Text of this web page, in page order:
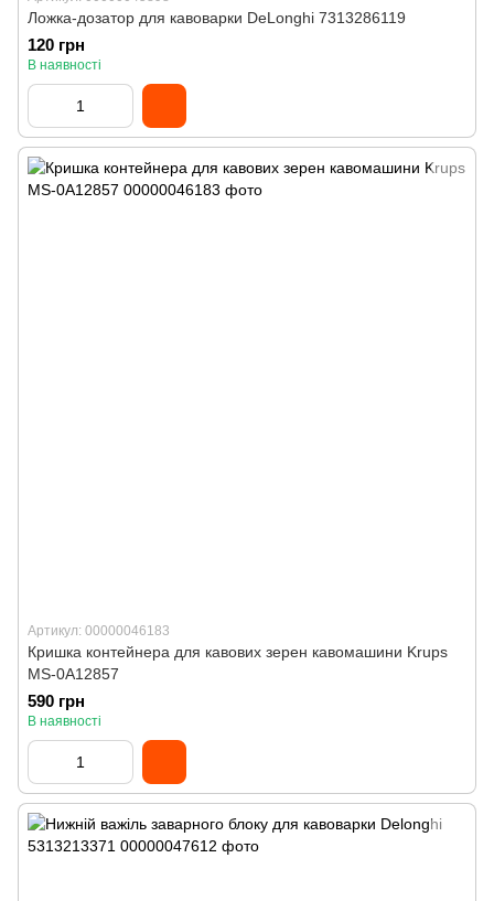
Ложка-дозатор для кавоварки DeLonghi 7313286119
120 грн
В наявності
Артикул: 00000046183
Кришка контейнера для кавових зерен кавомашини Krups
MS-0A12857
590 грн
В наявності